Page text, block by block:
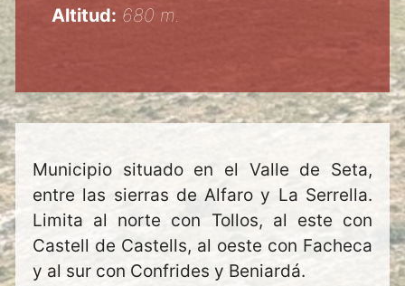
Altitud: 680 m.
Municipio situado en el Valle de Seta,
entre las sierras de Alfaro y La Serrella.
Limita al norte con Tollos, al este con
Castell de Castells, al oeste con Facheca
y al sur con Confrides y Beniardá.